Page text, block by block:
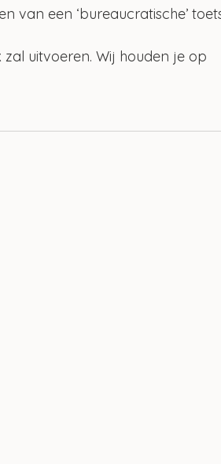
van een ‘bureaucratische’
uitvoeren. Wij houden je op